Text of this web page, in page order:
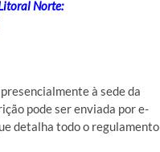
Norte:
à sede da
pode ser enviada por e-
detalha todo o regulamento